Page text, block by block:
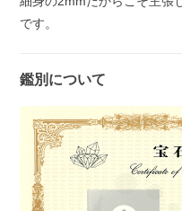
です。
鑑別について